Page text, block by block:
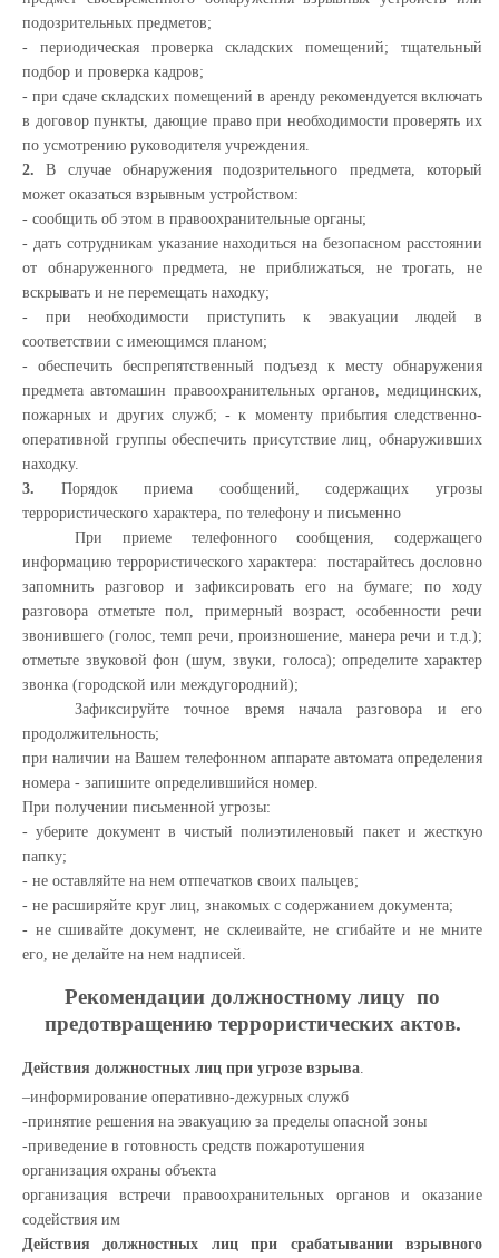
подозрительных предметов;
- периодическая проверка складских помещений; тщательный
подбор и проверка кадров;
- при сдаче складских помещений в аренду рекомендуется включать
в договор пункты, дающие право при необходимости проверять их
по усмотрению руководителя учреждения.
2. В случае обнаружения подозрительного предмета, который
может оказаться взрывным устройством:
- сообщить об этом в правоохранительные органы;
- дать сотрудникам указание находиться на безопасном расстоянии
от обнаруженного предмета, не приближаться, не трогать, не
вскрывать и не перемещать находку;
- при необходимости приступить к эвакуации людей в
соответствии с имеющимся планом;
- обеспечить беспрепятственный подъезд к месту обнаружения
предмета автомашин правоохранительных органов, медицинских,
пожарных и других служб; - к моменту прибытия следственно-
оперативной группы обеспечить присутствие лиц, обнаруживших
находку.
3. Порядок приема сообщений, содержащих угрозы
террористического характера, по телефону и письменно
При приеме телефонного сообщения, содержащего
информацию террористического характера: постарайтесь дословно
запомнить разговор и зафиксировать его на бумаге; по ходу
разговора отметьте пол, примерный возраст, особенности речи
звонившего (голос, темп речи, произношение, манера речи и т.д.);
отметьте звуковой фон (шум, звуки, голоса); определите характер
звонка (городской или междугородний);
Зафиксируйте точное время начала разговора и его
продолжительность;
при наличии на Вашем телефонном аппарате автомата определения
номера - запишите определившийся номер.
При получении письменной угрозы:
- уберите документ в чистый полиэтиленовый пакет и жесткую
папку;
- не оставляйте на нем отпечатков своих пальцев;
- не расширяйте круг лиц, знакомых с содержанием документа;
- не сшивайте документ, не склеивайте, не сгибайте и не мните
его, не делайте на нем надписей.
Рекомендации должностному лицу по
предотвращению террористических актов.
Действия должностных лиц при угрозе взрыва
–информирование оперативно-дежурных служб
-принятие решения на эвакуацию за пределы опасной зоны
-приведение в готовность средств пожаротушения
организация охраны объекта
организация встречи правоохранительных органов и оказание
содействия им
Действия должностных лиц при срабатывании взрывного